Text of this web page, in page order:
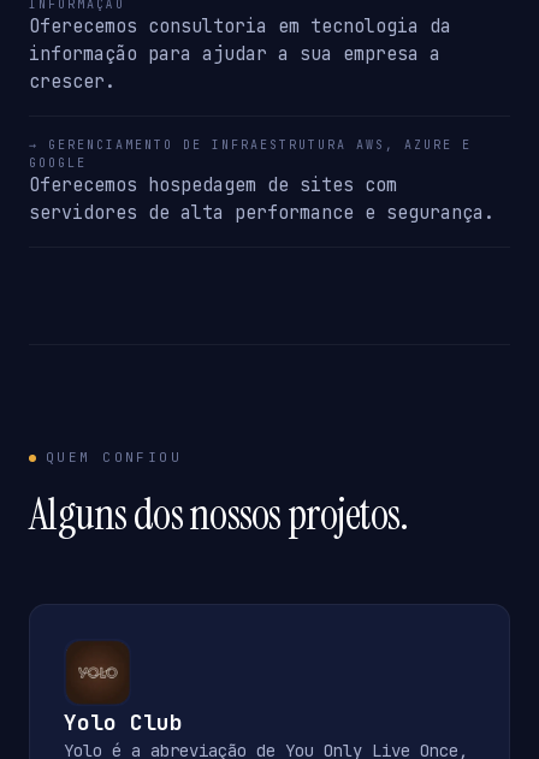
INFORMAÇÃO
Oferecemos consultoria em tecnologia da
informação para ajudar a sua empresa a
crescer.
→ GERENCIAMENTO DE INFRAESTRUTURA AWS, AZURE E
GOOGLE
Oferecemos hospedagem de sites com
servidores de alta performance e segurança.
QUEM CONFIOU
Alguns dos nossos projetos.
Yolo Club
Yolo é a abreviação de You Only Live Once,